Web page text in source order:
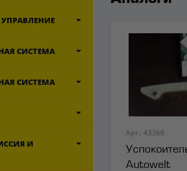
УПРАВЛЕНИЕ
СИСТЕМА
СИСТЕМА
И
Арт.: 43368
Autowelt